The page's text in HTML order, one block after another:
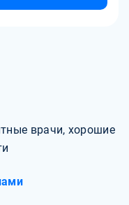
врачи, хорошие